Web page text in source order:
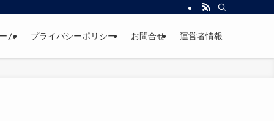
ム プライバシーポリシー お問合せ 運営者情報